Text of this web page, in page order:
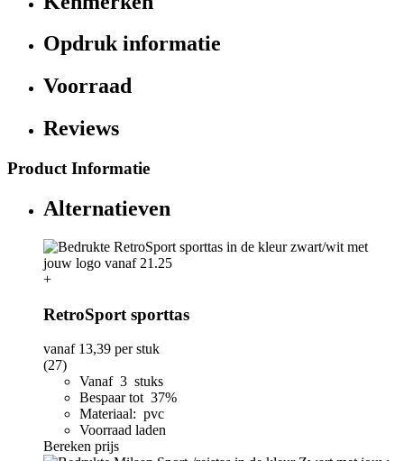
Opdruk informatie
Voorraad
Reviews
Product Informatie
Alternatieven
+
RetroSport sporttas
vanaf 13,39 per stuk
(27)
Vanaf 3 stuks
Bespaar tot 37%
Materiaal: pvc
Voorraad laden
Bereken prijs